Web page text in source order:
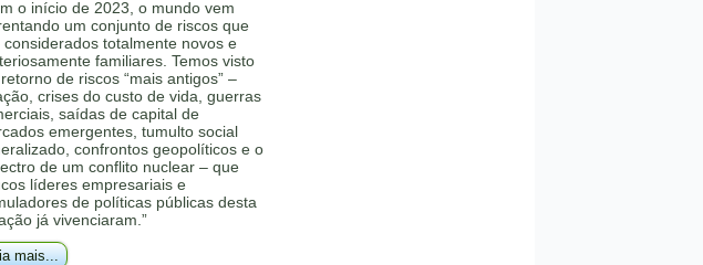
o início de 2023, o mundo vem
um conjunto de riscos que
considerados totalmente novos e
familiares. Temos visto
de riscos “mais antigos” –
crises do custo de vida, guerras
saídas de capital de
emergentes, tumulto social
confrontos geopolíticos e o
de um conflito nuclear – que
líderes empresariais e
de políticas públicas desta
já vivenciaram.”
mais...